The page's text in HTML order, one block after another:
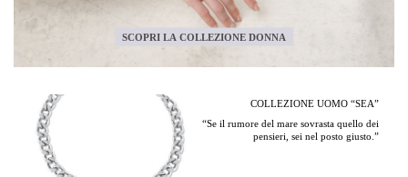
SCOPRI LA COLLEZIONE DONNA
COLLEZIONE UOMO “SEA”
“Se il rumore del mare sovrasta quello dei
pensieri, sei nel posto giusto.”